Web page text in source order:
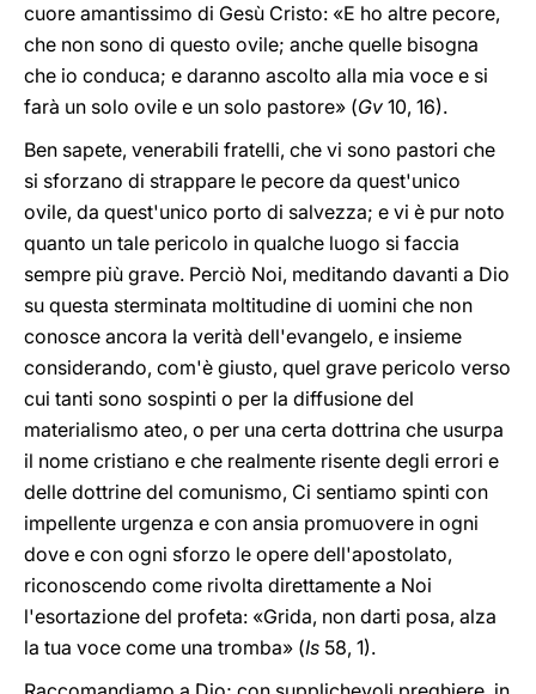
cuore amantissimo di Gesù Cristo: «E ho altre pecore,
che non sono di questo ovile; anche quelle bisogna
che io conduca; e daranno ascolto alla mia voce e si
farà un solo ovile e un solo pastore» (Gv 10, 16).
Ben sapete, venerabili fratelli, che vi sono pastori che
si sforzano di strappare le pecore da quest'unico
ovile, da quest'unico porto di salvezza; e vi è pur noto
quanto un tale pericolo in qualche luogo si faccia
sempre più grave. Perciò Noi, meditando davanti a Dio
su questa sterminata moltitudine di uomini che non
conosce ancora la verità dell'evangelo, e insieme
considerando, com'è giusto, quel grave pericolo verso
cui tanti sono sospinti o per la diffusione del
materialismo ateo, o per una certa dottrina che usurpa
il nome cristiano e che realmente risente degli errori e
delle dottrine del comunismo, Ci sentiamo spinti con
impellente urgenza e con ansia promuovere in ogni
dove e con ogni sforzo le opere dell'apostolato,
riconoscendo come rivolta direttamente a Noi
l'esortazione del profeta: «Grida, non darti posa, alza
la tua voce come una tromba» (Is 58, 1).